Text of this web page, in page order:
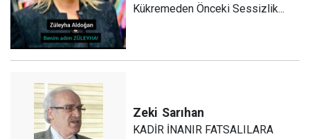
Kükremeden Önceki Sessizlik...
Zeki Sarıhan
KADİR İNANIR FATSALILARA